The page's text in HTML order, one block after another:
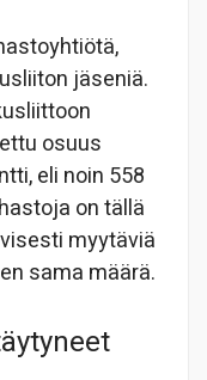
jäseniä.
osuus
eli noin 558
on tällä
myytäviä
sama määrä.